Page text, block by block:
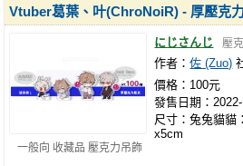
一般向 收藏品 壓克力吊飾
Vtuber葛葉、叶(ChroNoiR) - 厚壓克
にじさんじ 壓
作者：佐 (Zuo)
價格：100元
發售日期：
尺寸：兔兔貓貓
x5cm